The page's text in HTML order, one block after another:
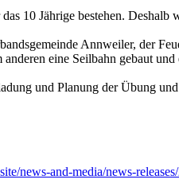
10 Jährige bestehen.
Annweiler, der
eine Seilbahn gebaut
und Planung der Übung
news-and-media/news-